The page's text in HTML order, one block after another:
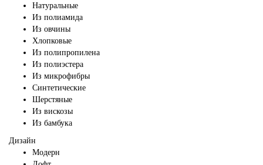
Натуральные
Из полиамида
Из овчины
Хлопковые
Из полипропилена
Из полиэстера
Из микрофибры
Синтетические
Шерстяные
Из вискозы
Из бамбука
Дизайн
Модерн